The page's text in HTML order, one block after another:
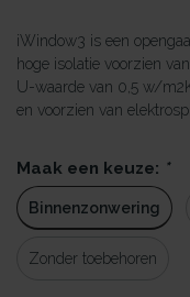
iWindow3 is een
hoge isolatie voorzien
U-waarde van 0,5 w/
en voorzien van
Maak een keuze: *
Binnenzonwering
Zonder toebehoren